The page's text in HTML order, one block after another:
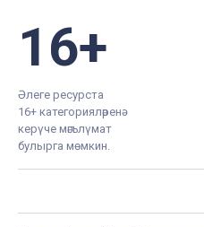
16+
Әлеге ресурста
16+ категорияләренә
керүче мәгълүмат
булырга мөмкин.